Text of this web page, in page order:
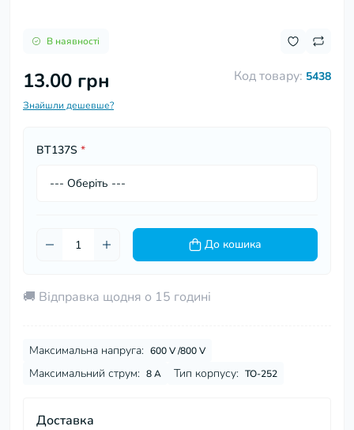
В наявності
Код товару: 5438
13.00 грн
Знайшли дешевше?
BT137S *
До кошика
🚚 Відправка щодня о 15 годині
Максимальна напруга: 600 V /800 V
Максимальний струм: 8 А Тип корпусу: TO-252
Доставка